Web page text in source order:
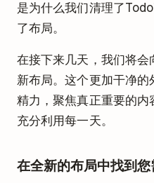
是为什么我们清理了
了布局。
在接下来几天，我们将
新布局。这个更加干净
精力，聚焦真正重要的内
充分利用每一天。
在全新的布局中找到